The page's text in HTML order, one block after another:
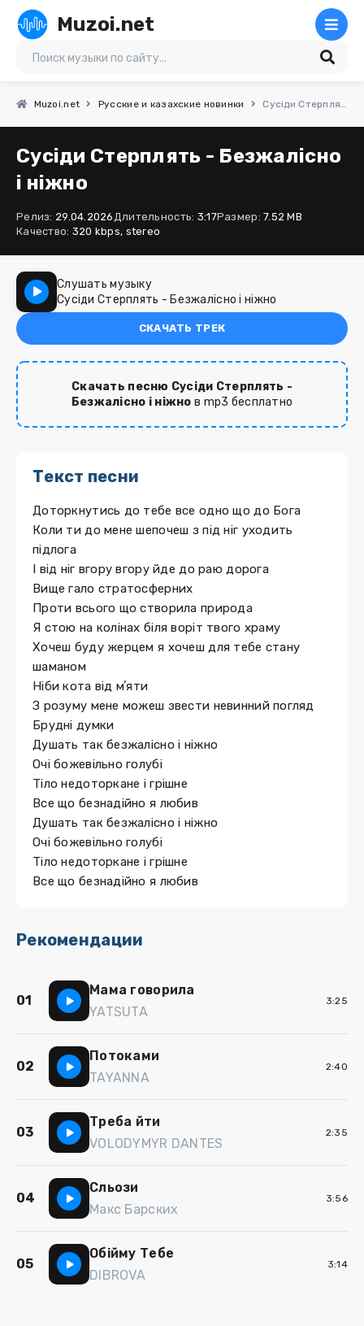
Muzoi.net
Muzoi.net Русские и казахские новинки Сусіди Стерплять - Безжалісно і ніжно
Сусіди Стерплять - Безжалісно
і ніжно
Релиз: 29.04.2026Длительность: 3:17Размер: 7.52 MB
Качество: 320 kbps, stereo
Слушать музыку
Сусіди Стерплять - Безжалісно і ніжно
СКАЧАТЬ ТРЕК
Скачать песню Сусіди Стерплять -
Безжалісно і ніжно в mp3 бесплатно
Текст песни
Доторкнутись до тебе все одно що до Бога
Коли ти до мене шепочеш з під ніг уходить
підлога
І від ніг вгору вгору йде до раю дорога
Вище гало стратосферних
Проти всього що створила природа
Я стою на колінах біля воріт твого храму
Хочеш буду жерцем я хочеш для тебе стану
шаманом
Ніби кота від мʼяти
З розуму мене можеш звести невинний погляд
Брудні думки
Душать так безжалісно і ніжно
Очі божевільно голубі
Тіло недоторкане і грішне
Все що безнадійно я любив
Душать так безжалісно і ніжно
Очі божевільно голубі
Тіло недоторкане і грішне
Все що безнадійно я любив
Рекомендации
01
Мама говорила
YATSUTA
3:25
02
Потоками
TAYANNA
2:40
03
Треба йти
VOLODYMYR DANTES
2:35
04
Сльози
Макс Барских
3:56
05
Обійму Тебе
DIBROVA
3:14